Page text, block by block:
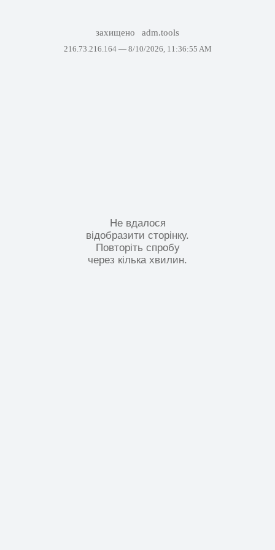
захищено adm.tools
216.73.216.164 — 8/10/2026, 11:36:55 AM
Не вдалося
відобразити сторінку.
Повторіть спробу
через кілька хвилин.